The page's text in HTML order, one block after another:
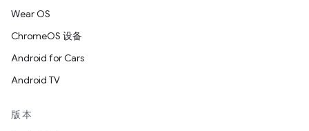
Wear OS
ChromeOS 设备
Android for Cars
Android TV
版本